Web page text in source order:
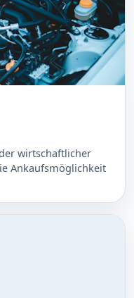
wirtschaftlicher
Ankaufsmöglichkeit